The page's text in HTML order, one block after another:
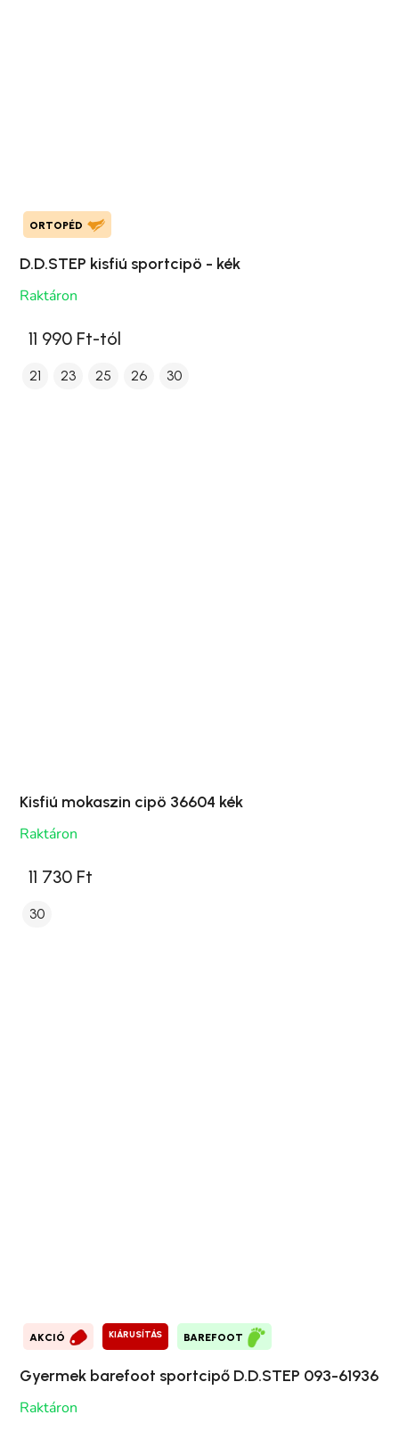
ORTOPÉD
D.D.STEP kisfiú sportcipö - kék
Raktáron
11 990 Ft-tól
21 23 25 26 30
Kisfiú mokaszin cipö 36604 kék
Raktáron
11 730 Ft
30
AKCIÓ KIÁRUSÍTÁS BAREFOOT
Gyermek barefoot sportcipő D.D.STEP 093-61936
Raktáron